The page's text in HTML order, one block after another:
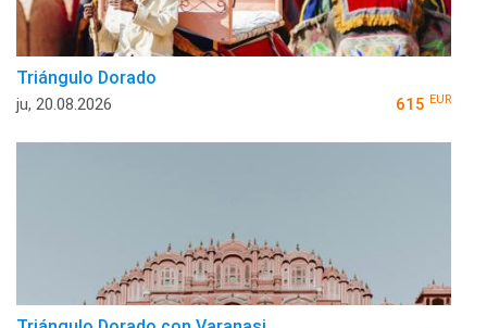
Triángulo Dorado
ju, 20.08.2026 615 EUR